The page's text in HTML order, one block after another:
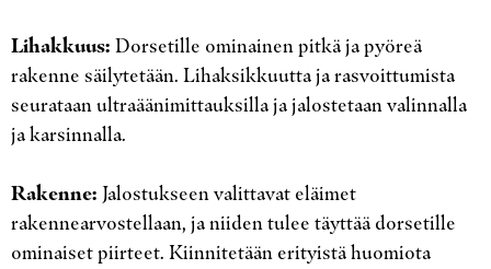
Lihakkuus: Dorsetille ominainen pitkä ja pyöreä
rakenne säilytetään. Lihaksikkuutta ja rasvoittumista
seurataan ultraäänimittauksilla ja jalostetaan valinnalla
ja karsinnalla.
Rakenne: Jalostukseen valittavat eläimet
rakennearvostellaan, ja niiden tulee täyttää dorsetille
ominaiset piirteet. Kiinnitetään erityistä huomiota